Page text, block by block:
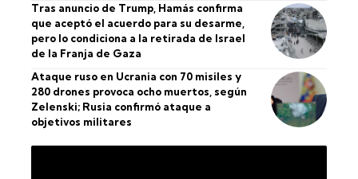
Tras anuncio de Trump, Hamás confirma
que aceptó el acuerdo para su desarme,
pero lo condiciona a la retirada de Israel
de la Franja de Gaza
Ataque ruso en Ucrania con 70 misiles y
280 drones provoca ocho muertos, según
Zelenski; Rusia confirmó ataque a
objetivos militares